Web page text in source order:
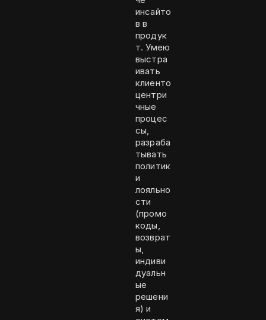
инсайто
в в
продук
т. Умею
выстра
ивать
клиенто
центри
чные
процес
сы,
разраба
тывать
политик
и
лояльно
сти
(промо
коды,
возврат
ы,
индиви
дуальн
ые
решени
я) и